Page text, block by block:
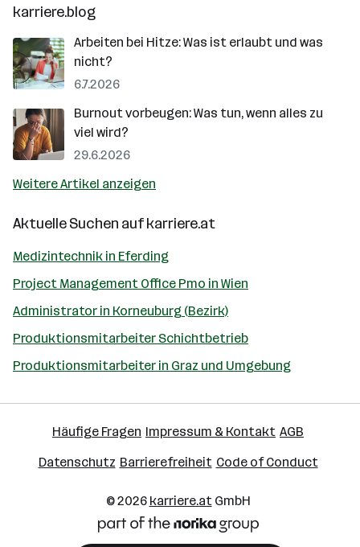
karriere.blog
Arbeiten bei Hitze: Was ist erlaubt und was
nicht?
6.7.2026
Burnout vorbeugen: Was tun, wenn alles zu
viel wird?
29.6.2026
Weitere Artikel anzeigen
Aktuelle Suchen aufkarriere.at
Medizintechnik in Eferding
Project Management Office Pmo in Wien
Administrator in Korneuburg (Bezirk)
Produktionsmitarbeiter Schichtbetrieb
Produktionsmitarbeiter in Graz und Umgebung
Häufige Fragen Impressum & Kontakt AGB
Datenschutz Barrierefreiheit Code of Conduct
© 2026 karriere.atGmbH